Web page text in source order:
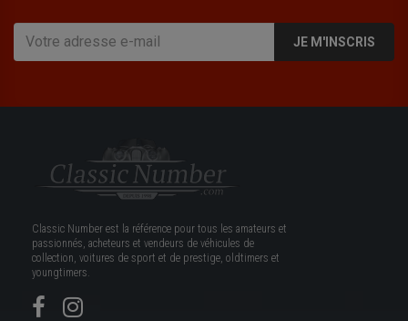
JE M'INSCRIS
Classic Number est la référence pour tous les amateurs et
passionnés, acheteurs et vendeurs de véhicules de
collection, voitures de sport et de prestige, oldtimers et
youngtimers.